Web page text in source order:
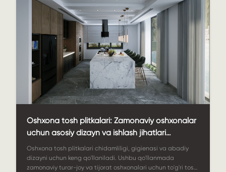
Oshxona tosh plitkalari: Zamonaviy oshxonalar
uchun asosiy dizayn va ishlash jihatlari
nimada?
Oshxona tosh plitkalari chidamliligi, gigienasi va abadiy
dizayni uchun keng qo'llaniladi. Ushbu qo'llanmada
zamonaviy turar-joy va tijorat oshxonalari uchun to'g'ri tosh